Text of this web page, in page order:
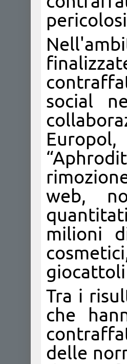
social
web,
milioni
Tra i
che
delle